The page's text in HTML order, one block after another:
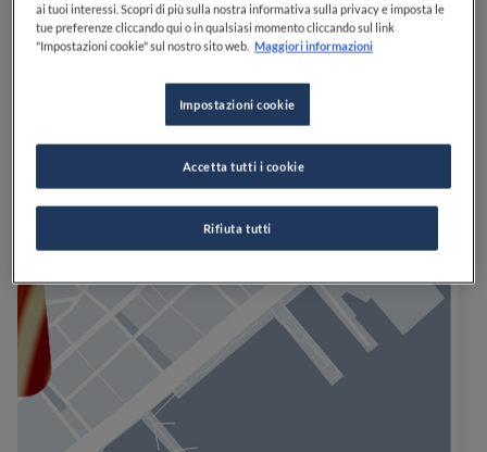
ai tuoi interessi. Scopri di più sulla nostra informativa sulla privacy e imposta le
tue preferenze cliccando qui o in qualsiasi momento cliccando sul link
"Impostazioni cookie" sul nostro sito web. Maggiori informazioni
Impostazioni cookie
Rifiuta tutti
Accetta tutti i cookie